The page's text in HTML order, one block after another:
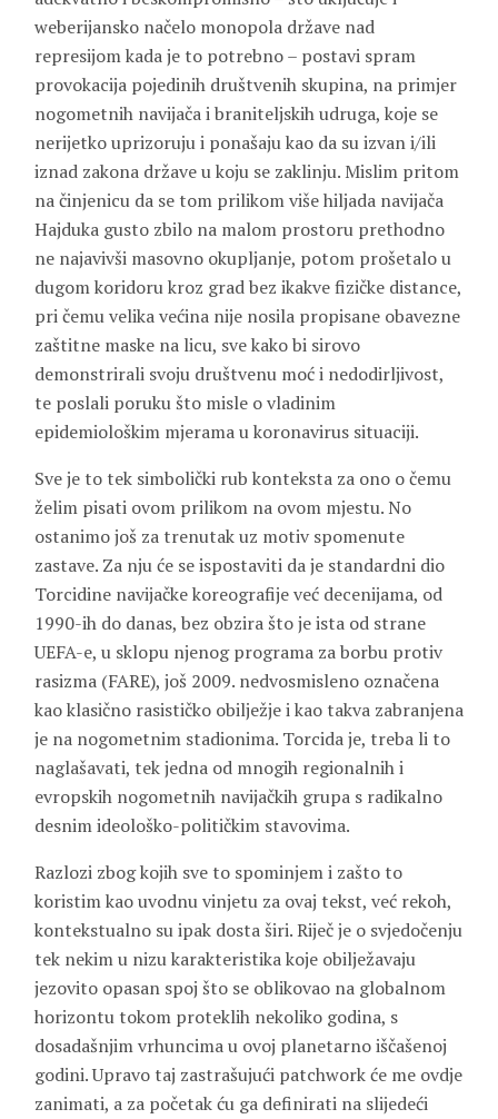
weberijansko načelo monopola države nad
represijom kada je to potrebno – postavi spram
provokacija pojedinih društvenih skupina, na primjer
nogometnih navijača i braniteljskih udruga, koje se
nerijetko uprizoruju i ponašaju kao da su izvan i/ili
iznad zakona države u koju se zaklinju. Mislim pritom
na činjenicu da se tom prilikom više hiljada navijača
Hajduka gusto zbilo na malom prostoru prethodno
ne najavivši masovno okupljanje, potom prošetalo u
dugom koridoru kroz grad bez ikakve fizičke distance,
pri čemu velika većina nije nosila propisane obavezne
zaštitne maske na licu, sve kako bi sirovo
demonstrirali svoju društvenu moć i nedodirljivost,
te poslali poruku što misle o vladinim
epidemiološkim mjerama u koronavirus situaciji.
Sve je to tek simbolički rub konteksta za ono o čemu
želim pisati ovom prilikom na ovom mjestu. No
ostanimo još za trenutak uz motiv spomenute
zastave. Za nju će se ispostaviti da je standardni dio
Torcidine navijačke koreografije već decenijama, od
1990-ih do danas, bez obzira što je ista od strane
UEFA-e, u sklopu njenog programa za borbu protiv
rasizma (FARE), još 2009. nedvosmisleno označena
kao klasično rasističko obilježje i kao takva zabranjena
je na nogometnim stadionima. Torcida je, treba li to
naglašavati, tek jedna od mnogih regionalnih i
evropskih nogometnih navijačkih grupa s radikalno
desnim ideološko-političkim stavovima.
Razlozi zbog kojih sve to spominjem i zašto to
koristim kao uvodnu vinjetu za ovaj tekst, već rekoh,
kontekstualno su ipak dosta širi. Riječ je o svjedočenju
tek nekim u nizu karakteristika koje obilježavaju
jezovito opasan spoj što se oblikovao na globalnom
horizontu tokom proteklih nekoliko godina, s
dosadašnjim vrhuncima u ovoj planetarno iščašenoj
godini. Upravo taj zastrašujući patchwork će me ovdje
zanimati, a za početak ću ga definirati na slijedeći